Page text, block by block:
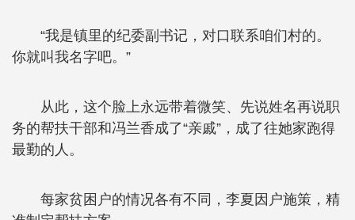
“我是镇里的纪委副书记，对口联系咱们村的。
你就叫我名字吧。”
从此，这个脸上永远带着微笑、先说姓名再说职
务的帮扶干部和冯兰香成了“亲戚”，成了往她家跑得
最勤的人。
每家贫困户的情况各有不同，李夏因户施策，精